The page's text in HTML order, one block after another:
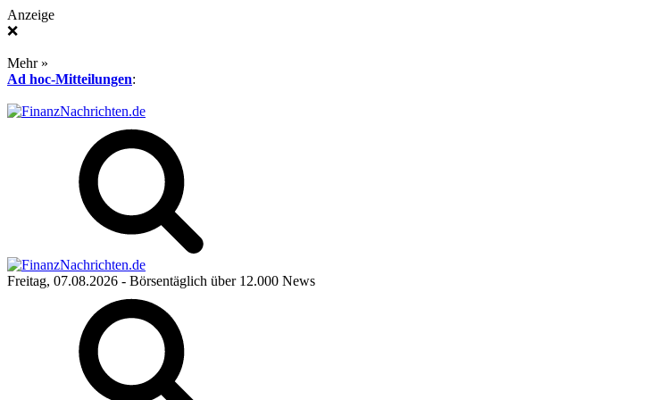
Anzeige
❌
Mehr »
Ad hoc-Mitteilungen:
Freitag, 07.08.2026 - Börsentäglich über 12.000 News